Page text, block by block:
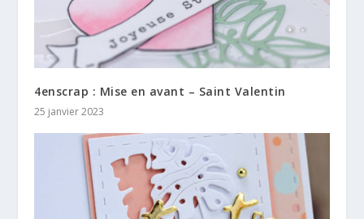
4enscrap : Mise en avant – Saint Valentin
25 janvier 2023